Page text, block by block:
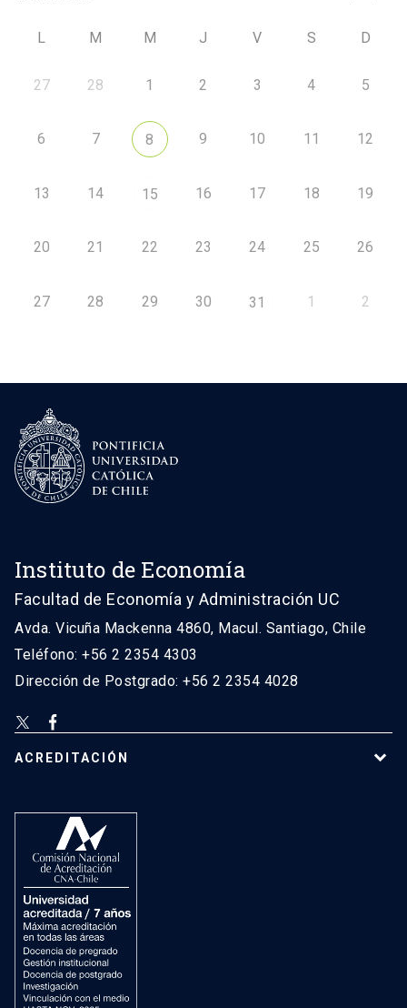
L M M J V S D
27 28 1 2 3 4 5
6 7 8 9 10 11 12
13 14 15 16 17 18 19
20 21 22 23 24 25 26
27 28 29 30 31 1 2
Instituto de Economía
Facultad de Economía y Administración UC
Avda. Vicuña Mackenna 4860, Macul. Santiago, Chile
Teléfono: +56 2 2354 4303
Dirección de Postgrado: +56 2 2354 4028
ACREDITACIÓN